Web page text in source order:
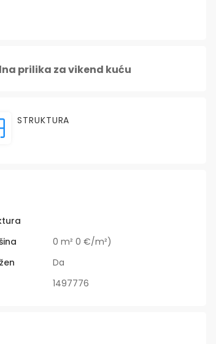
prilika za vikend kuću
STRUKTURA
0 m² 0 €/m²)
Da
1497776